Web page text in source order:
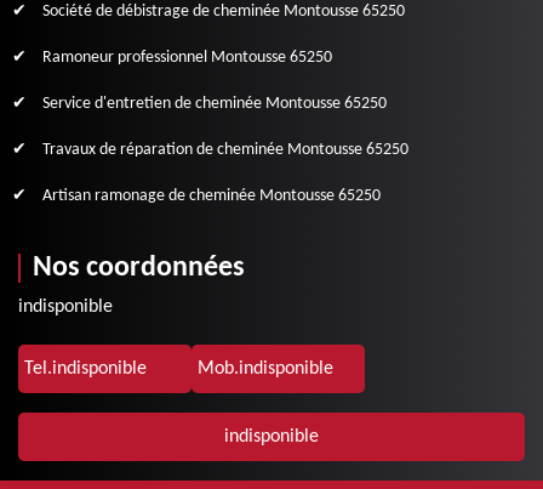
Société de débistrage de cheminée Montousse 65250
Ramoneur professionnel Montousse 65250
Service d'entretien de cheminée Montousse 65250
Travaux de réparation de cheminée Montousse 65250
Artisan ramonage de cheminée Montousse 65250
Nos coordonnées
indisponible
Tel.indisponible Mob.indisponible
indisponible